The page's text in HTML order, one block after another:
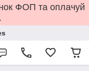
ФОП та оплачуй